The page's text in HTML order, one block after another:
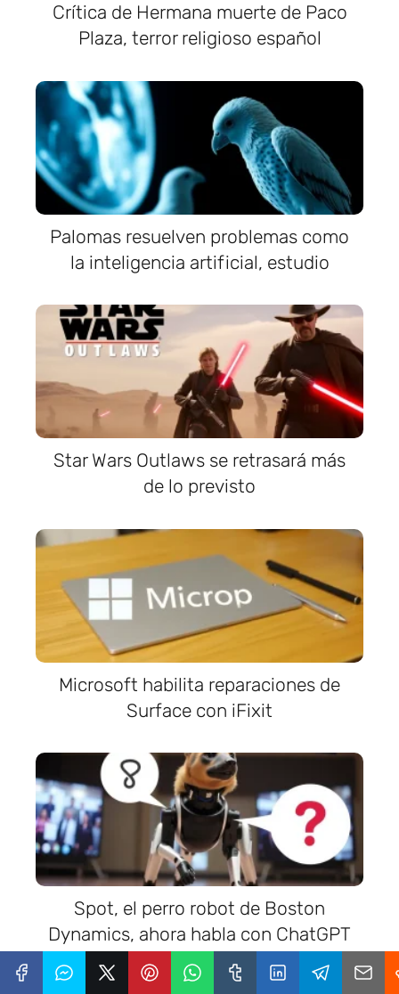
Crítica de Hermana muerte de Paco
Plaza, terror religioso español
Palomas resuelven problemas como
la inteligencia artificial, estudio
Star Wars Outlaws se retrasará más
de lo previsto
Microsoft habilita reparaciones de
Surface con iFixit
Spot, el perro robot de Boston
Dynamics, ahora habla con ChatGPT